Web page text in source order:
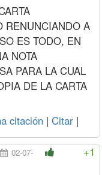
341
300 2224
53928 317667
358
307 1893
48584 286186
323 1570
276 1706
RENUNCIANDO A
ES TODO, EN
NOTA
PARA LA CUAL
DE LA CARTA
citación | Citar |
+1
02-07-